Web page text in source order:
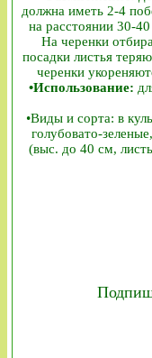
должна иметь 2-4
на расстоянии 30-
На черенки
посадки листья
черенки
•Использование:
•Виды и сорта: в
голубовато-
(выс. до 40 см,